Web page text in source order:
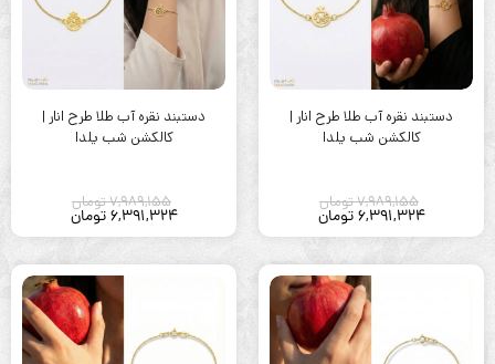
دستبند نقره آب طلا طرح انار |
کالکشن شب یلدا
7,989,155تومان
6,391,324 تومان
دستبند نقره آب طلا طرح انار |
کالکشن شب یلدا
7,989,155تومان
6,391,324 تومان